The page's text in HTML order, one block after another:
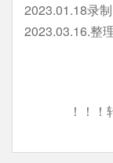
2023.01.18录制
2023.03.16.整
！！